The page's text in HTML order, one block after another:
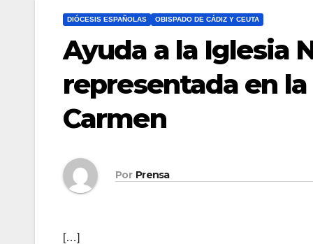
DIÓCESIS ESPAÑOLAS OBISPADO DE CÁDIZ Y CEUTA
Ayuda a la Iglesia
representada en
Carmen
Por Prensa
[…]